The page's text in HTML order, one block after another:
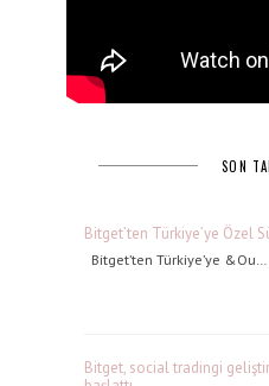
SON
Bitget’ten Türkiye’ye Özel
Bitget’ten Türkiye’ye &Ou…
Bitget, social tradingi